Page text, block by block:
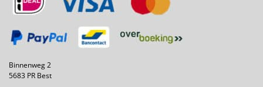
Binnenweg 2
5683 PR Best